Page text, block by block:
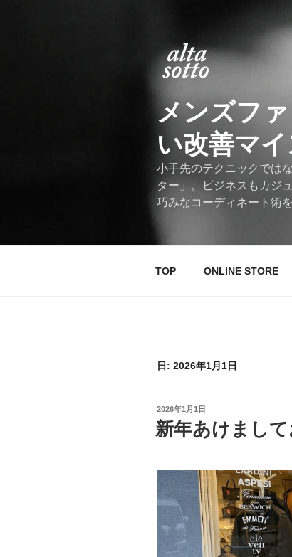
メンズフ
い改善マ
小手先のテクニックでは
ター」。ビジネスもカジ
巧みなコーディネート術
TOP ONLINE STORE
日: 2026年1月1日
投
稿
日:
2026年1月1日
新年あけまし